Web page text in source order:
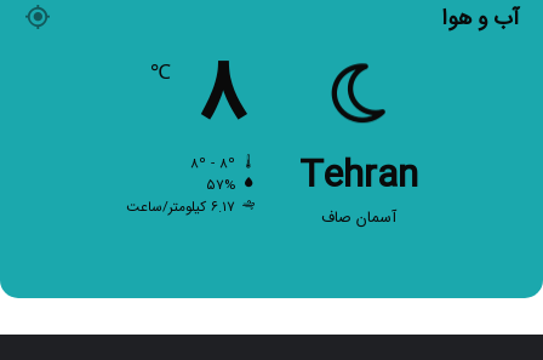
آب و هوا
Tehran
آسمان صاف
۸ ℃
۵۷%
۶.۱۷ کیلومتر/ساعت